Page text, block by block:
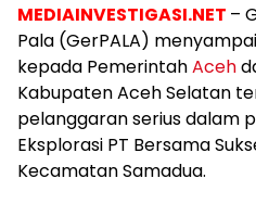
MEDIAINVESTIGASI.NET –
Pala (GerPALA)
kepada PemerintahAceh
Kabupaten Aceh Selatan
pelanggaran serius dalam
Eksplorasi PT Bersama
Kecamatan Samadua.